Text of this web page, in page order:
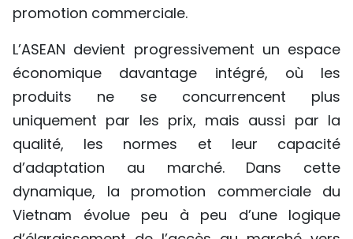
promotion commerciale.
L’ASEAN devient progressivement un espace
économique davantage intégré, où les
produits ne se concurrencent plus
uniquement par les prix, mais aussi par la
qualité, les normes et leur capacité
d’adaptation au marché. Dans cette
dynamique, la promotion commerciale du
Vietnam évolue peu à peu d’une logique